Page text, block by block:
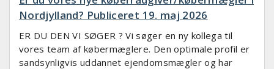
Nordjylland? Publiceret 19. maj 2026
ER DU DEN VI SØGER ? Vi søger en ny kollega til
vores team af købermæglere. Den optimale profil er
sandsynligvis uddannet ejendomsmægler og har